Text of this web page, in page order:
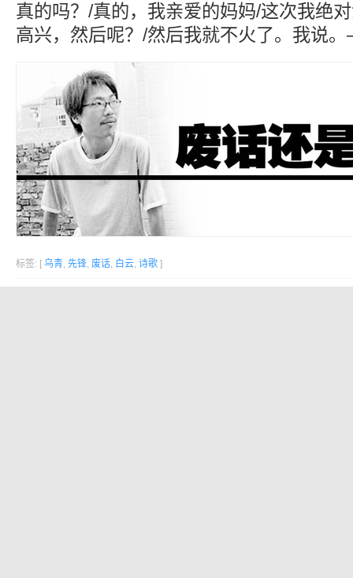
真的吗？/真的，我亲爱的妈妈/这次我绝
高兴，然后呢？/然后我就不火了。我说
标签: [ 乌青, 先锋, 废话, 白云, 诗歌 ]